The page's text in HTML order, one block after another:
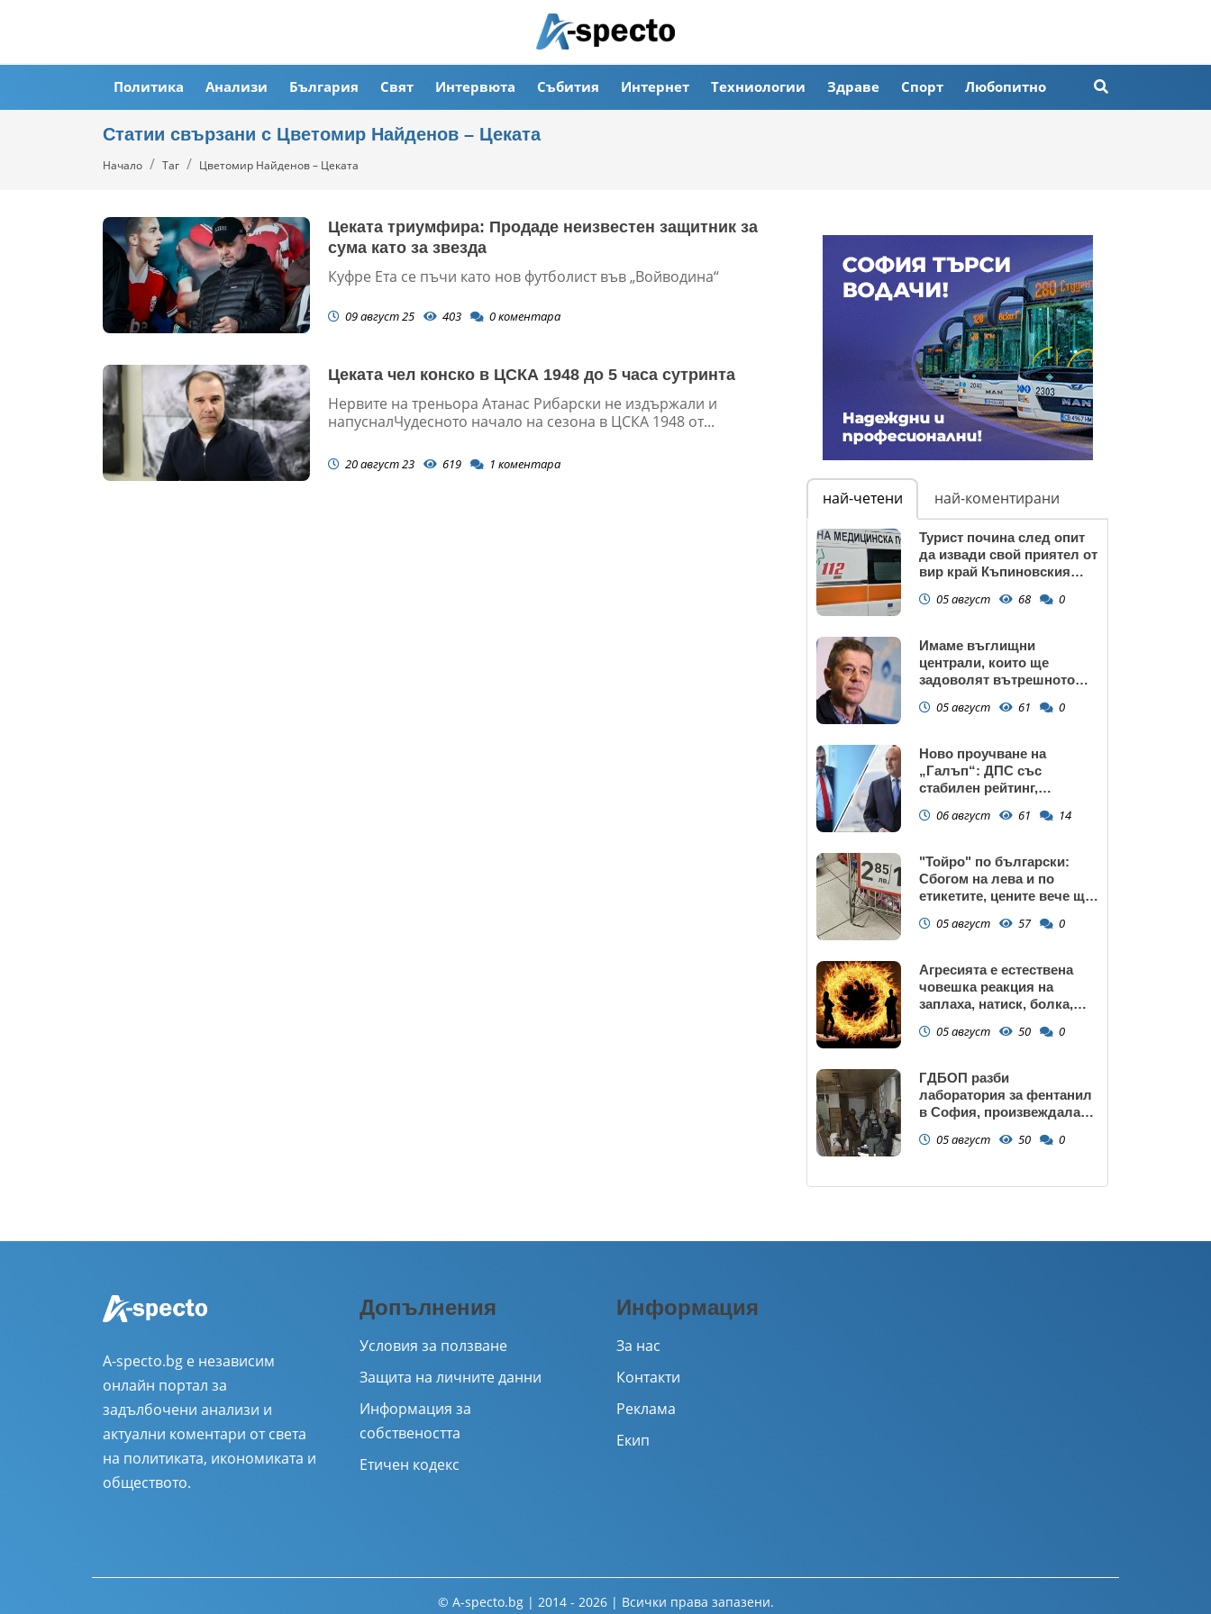
Политика Анализи България Свят Интервюта Събития Интернет Техниологии Здраве Спорт Любопитно
Статии свързани с Цветомир Найденов – Цеката
Начало Таг Цветомир Найденов – Цеката
Цеката триумфира: Продаде неизвестен защитник за
сума като за звезда
Куфре Ета се пъчи като нов футболист във „Войводина“
09 август 25 403 0коментара
Цеката чел конско в ЦСКА 1948 до 5 часа сутринта
Нервите на треньора Атанас Рибарски не издържали и
напусналЧудесното начало на сезона в ЦСКА 1948 от...
20 август 23 619 1 коментара
най-четени най-коментирани
Турист почина след опит
да извади свой приятел от
вир край Къпиновския
05 август 68 0
Имаме въглищни
централи, които ще
задоволят вътрешното
05 август 61 0
Ново проучване на
„Галъп“: ДПС със
стабилен рейтинг,
запазва
06 август 61 14
"Тойро" по български:
Сбогом на лева и по
етикетите, цените вече ще
05 август 57 0
Агресията е естествена
човешка реакция на
заплаха, натиск, болка,
граници или пречка за
05 август 50 0
ГДБОП разби
лаборатория за фентанил
в София, произвеждала
(снимки)
05 август 50 0
A-specto.bg е независим
онлайн портал за
задълбочени анализи и
актуални коментари от света
на политиката, икономиката и
обществото.
Допълнения
Условия за ползване
Защита на личните данни
Информация за
собствеността
Етичен кодекс
Информация
За нас
Контакти
Реклама
Екип
© A-specto.bg | 2014 - 2026 | Всички права запазени.